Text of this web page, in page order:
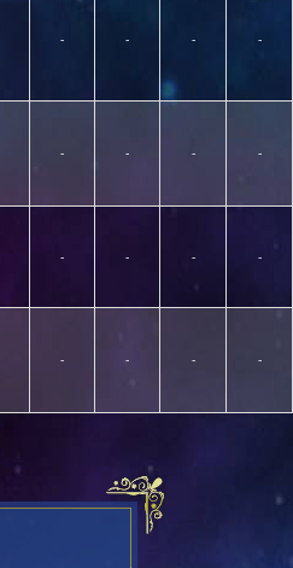
- - - -
- - - -
- - - -
- - - -